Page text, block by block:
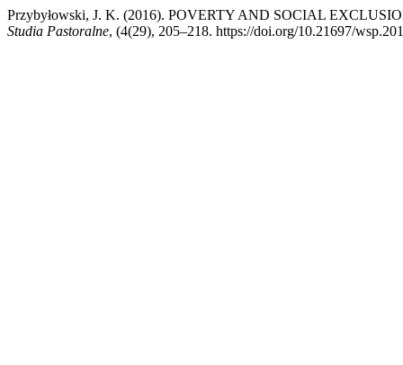
Przybyłowski, J. K. (2016). POVERTY AND SOCIAL
Studia Pastoralne, (4(29), 205–218. https://doi.org/10.21697/